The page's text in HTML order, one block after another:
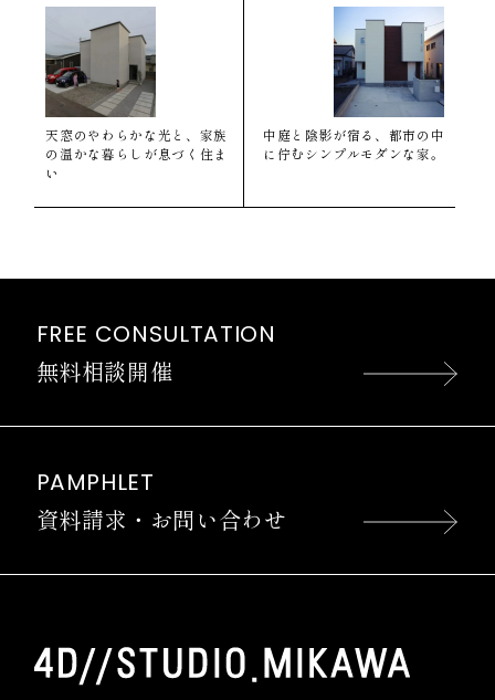
天窓のやわらかな光と、家族
の温かな暮らしが息づく住ま
い
中庭と陰影が宿る、都市の中
に佇むシンプルモダンな家。
FREE CONSULTATION
無料相談開催
PAMPHLET
資料請求・お問い合わせ